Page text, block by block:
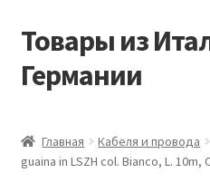
Перейти
навигации
Перейти
содержимому
Товары из
Германии
Виды доставки
Главная Кабеля и провода
guaina in LSZH col. Bianco, L.